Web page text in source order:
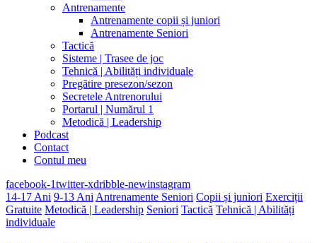
Antrenamente
Antrenamente copii și juniori
Antrenamente Seniori
Tactică
Sisteme | Trasee de joc
Tehnică | Abilități individuale
Pregătire presezon/sezon
Secretele Antrenorului
Portarul | Numărul 1
Metodică | Leadership
Podcast
Contact
Contul meu
facebook-1twitter-xdribble-newinstagram
14-17 Ani 9-13 Ani Antrenamente Seniori Copii și juniori Exerciții
Gratuite Metodică | Leadership Seniori Tactică Tehnică | Abilități
individuale